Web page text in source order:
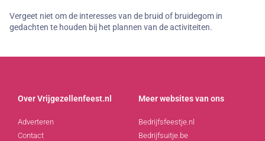
Vergeet niet om de interesses van de bruid of bruidegom in
gedachten te houden bij het plannen van de activiteiten.
Over Vrijgezellenfeest.nl
Adverteren
Contact
Meer websites van ons
Bedrijfsfeestje.nl
Bedrijfsuitje.be